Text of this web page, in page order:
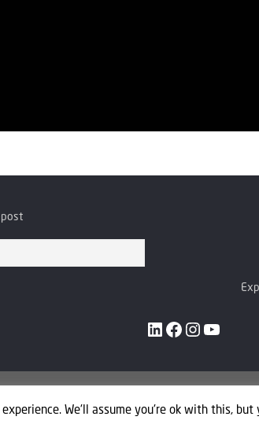
LinkedIn
Facebook
Instagram
We'll assume you're ok with this,